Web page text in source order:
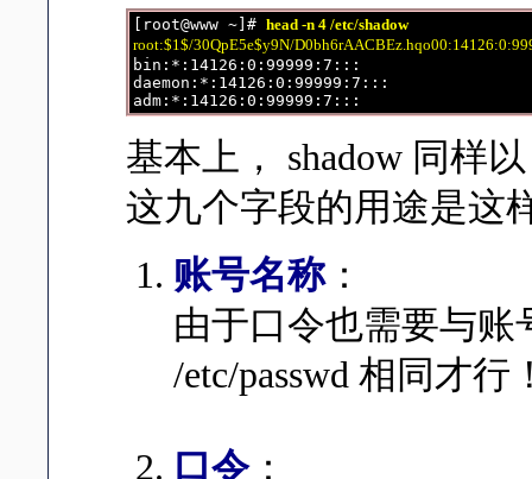
[root@www ~]# head -n 4 /etc/shadow
root:$1$/30QpE5e$y9N/
bin:*:14126:0:99999:7:::
daemon:*:14126:0:99999:7:::
基本上， shadow 同样
这九个字段的用途是这
账号名称：
由于口令也需要与
/etc/passwd 相同才行
口令：